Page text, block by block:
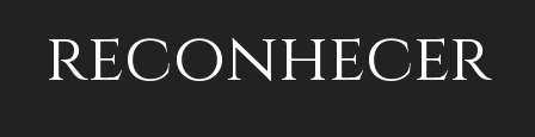
reconhecer